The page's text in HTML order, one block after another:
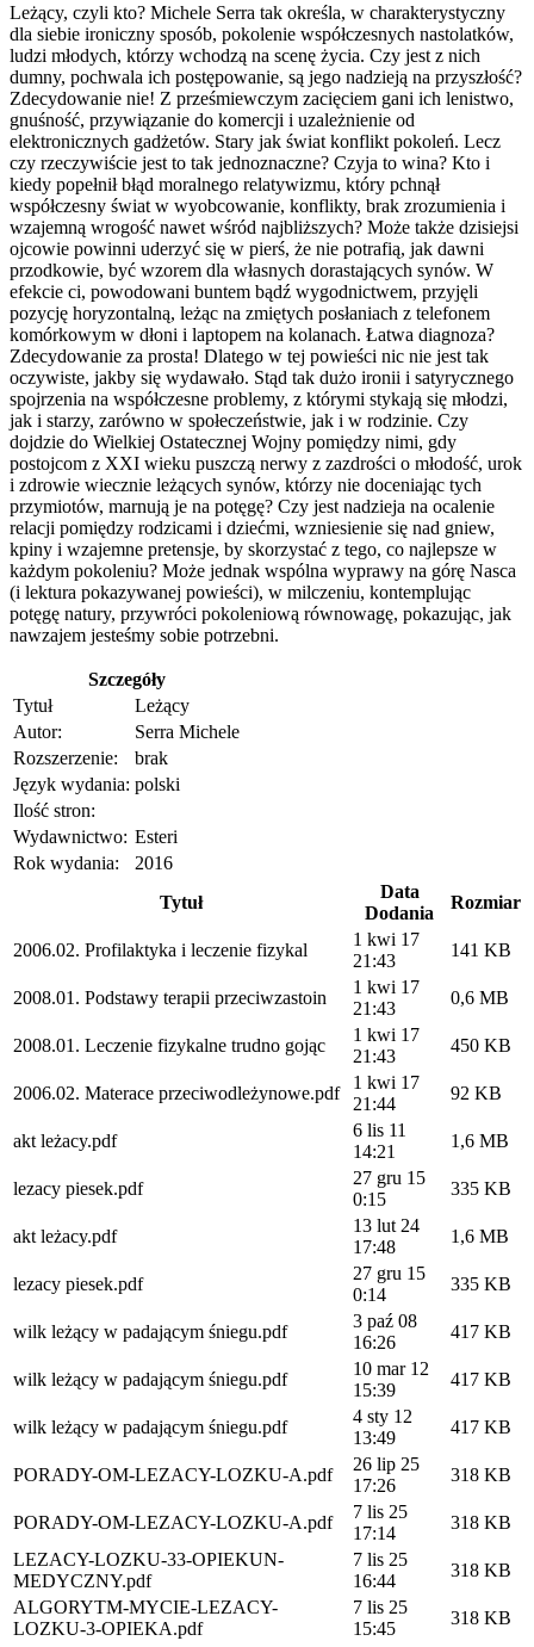
Leżący, czyli kto? Michele Serra tak określa, w charakterystyczny
dla siebie ironiczny sposób, pokolenie współczesnych nastolatków,
ludzi młodych, którzy wchodzą na scenę życia. Czy jest z nich
dumny, pochwala ich postępowanie, są jego nadzieją na przyszłość?
Zdecydowanie nie! Z prześmiewczym zacięciem gani ich lenistwo,
gnuśność, przywiązanie do komercji i uzależnienie od
elektronicznych gadżetów. Stary jak świat konflikt pokoleń. Lecz
czy rzeczywiście jest to tak jednoznaczne? Czyja to wina? Kto i
kiedy popełnił błąd moralnego relatywizmu, który pchnął
współczesny świat w wyobcowanie, konflikty, brak zrozumienia i
wzajemną wrogość nawet wśród najbliższych? Może także dzisiejsi
ojcowie powinni uderzyć się w pierś, że nie potrafią, jak dawni
przodkowie, być wzorem dla własnych dorastających synów. W
efekcie ci, powodowani buntem bądź wygodnictwem, przyjęli
pozycję horyzontalną, leżąc na zmiętych posłaniach z telefonem
komórkowym w dłoni i laptopem na kolanach. Łatwa diagnoza?
Zdecydowanie za prosta! Dlatego w tej powieści nic nie jest tak
oczywiste, jakby się wydawało. Stąd tak dużo ironii i satyrycznego
spojrzenia na współczesne problemy, z którymi stykają się młodzi,
jak i starzy, zarówno w społeczeństwie, jak i w rodzinie. Czy
dojdzie do Wielkiej Ostatecznej Wojny pomiędzy nimi, gdy
postojcom z XXI wieku puszczą nerwy z zazdrości o młodość, urok
i zdrowie wiecznie leżących synów, którzy nie doceniając tych
przymiotów, marnują je na potęgę? Czy jest nadzieja na ocalenie
relacji pomiędzy rodzicami i dziećmi, wzniesienie się nad gniew,
kpiny i wzajemne pretensje, by skorzystać z tego, co najlepsze w
każdym pokoleniu? Może jednak wspólna wyprawy na górę Nasca
(i lektura pokazywanej powieści), w milczeniu, kontemplując
potęgę natury, przywróci pokoleniową równowagę, pokazując, jak
nawzajem jesteśmy sobie potrzebni.
Szczegóły
Tytuł
Leżący
Autor:
Serra Michele
Rozszerzenie:
brak
Język wydania: polski
Ilość stron:
Wydawnictwo: Esteri
Rok wydania:
2016
Tytuł
Data
Dodania
Rozmiar
2006.02. Profilaktyka i leczenie fizykal
1 kwi 17
21:43
141 KB
2008.01. Podstawy terapii przeciwzastoin
1 kwi 17
21:43
0,6 MB
2008.01. Leczenie fizykalne trudno gojąc
1 kwi 17
21:43
450 KB
2006.02. Materace przeciwodleżynowe.pdf
1 kwi 17
21:44
92 KB
akt leżacy.pdf
6 lis 11
14:21
1,6 MB
lezacy piesek.pdf
27 gru 15
0:15
335 KB
akt leżacy.pdf
13 lut 24
17:48
1,6 MB
lezacy piesek.pdf
27 gru 15
0:14
335 KB
wilk leżący w padającym śniegu.pdf
3 paź 08
16:26
417 KB
wilk leżący w padającym śniegu.pdf
10 mar 12
15:39
417 KB
wilk leżący w padającym śniegu.pdf
4 sty 12
13:49
417 KB
PORADY-OM-LEZACY-LOZKU-A.pdf
26 lip 25
17:26
318 KB
PORADY-OM-LEZACY-LOZKU-A.pdf
7 lis 25
17:14
318 KB
LEZACY-LOZKU-33-OPIEKUN-
MEDYCZNY.pdf
7 lis 25
16:44
318 KB
ALGORYTM-MYCIE-LEZACY-
LOZKU-3-OPIEKA.pdf
7 lis 25
15:45
318 KB